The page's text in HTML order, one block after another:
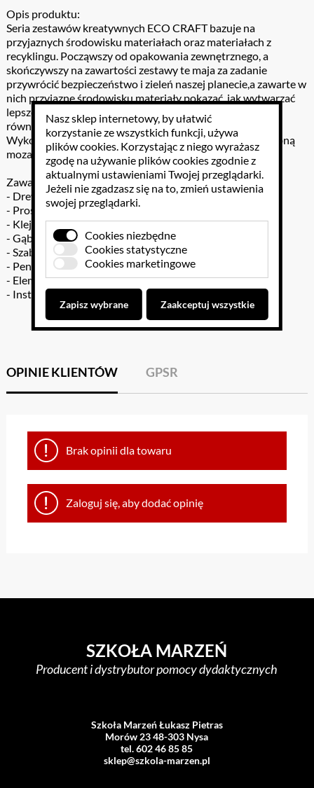
Opis produktu:
Seria zestawów kreatywnych ECO CRAFT bazuje na
przyjaznych środowisku materiałach oraz materiałach z
recyklingu. Począwszy od opakowania zewnętrznego, a
skończywszy na zawartości zestawy te maja za zadanie
przywrócić bezpieczeństwo i zieleń naszej planecie,a zawarte w
nich przyjazne środowisku materiały pokazać, jak wytwarzać
lepsze produkty i bawić się nie naruszając naturalnej
równowagi środowiska.
Wykonaj samodzielnie piękną drewnianą szkatułkę ozdobną
mozaiką wykonaną z naturalnych kamieni.
Zawartość:
- Drewniana szkatułka
- Proszek gipsowy
- Klej
- Gąbka
- Szablon
- Penseta
- Elementy kamiennej mozaiki
- Instrukcja
OPINIE KLIENTÓW GPSR
Brak opinii dla towaru
Zaloguj się, aby dodać opinię
SZKOŁA MARZEŃ
Producent i dystrybutor pomocy dydaktycznych
Szkoła Marzeń Łukasz Pietras
Morów 23 48-303 Nysa
tel. 602 46 85 85
sklep@szkola-marzen.pl
Nasz sklep internetowy, by ułatwić
korzystanie ze wszystkich funkcji, używa
plików cookies. Korzystając z niego wyrażasz
zgodę na używanie plików cookies zgodnie z
aktualnymi ustawieniami Twojej przeglądarki.
Jeżeli nie zgadzasz się na to, zmień ustawienia
swojej przeglądarki.
Cookies niezbędne
Cookies statystyczne
Cookies marketingowe
Zapisz wybrane Zaakceptuj wszystkie